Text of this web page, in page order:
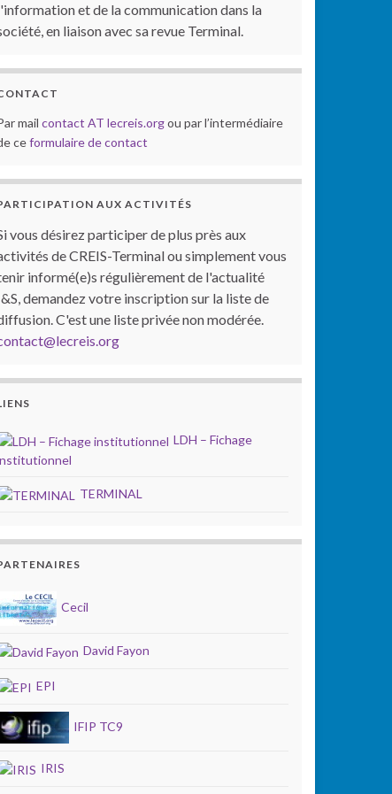
et de la communication dans la
en liaison avec sa revue Terminal.
mail contact AT lecreis.orgou par l’intermédiaire
ceformulaire de contact
AUX ACTIVITÉS
vous désirez participer de plus près aux
de CREIS-Terminal ou simplement vous
informé(e)s régulièrement de l'actualité
demandez votre inscription sur la liste de
C'est une liste privée non modérée.
LDH – Fichage
TERMINAL
Cecil
David Fayon
EPI
IFIP TC9
IRIS